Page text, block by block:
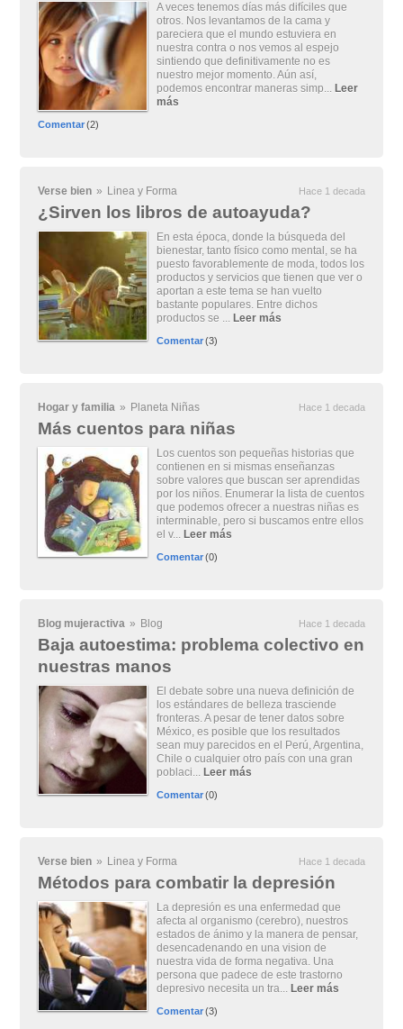
A veces tenemos días más difíciles que
otros. Nos levantamos de la cama y
pareciera que el mundo estuviera en
nuestra contra o nos vemos al espejo
sintiendo que definitivamente no es
nuestro mejor momento. Aún así,
podemos encontrar maneras simp... Leer
más
Comentar(2)
Verse bien » Linea y Forma Hace 1 decada
¿Sirven los libros de autoayuda?
En esta época, donde la búsqueda del
bienestar, tanto físico como mental, se ha
puesto favorablemente de moda, todos los
productos y servicios que tienen que ver o
aportan a este tema se han vuelto
bastante populares. Entre dichos
productos se ... Leer más
Comentar(3)
Hogar y familia » Planeta Niñas Hace 1 decada
Más cuentos para niñas
Los cuentos son pequeñas historias que
contienen en si mismas enseñanzas
sobre valores que buscan ser aprendidas
por los niños. Enumerar la lista de cuentos
que podemos ofrecer a nuestras niñas es
interminable, pero si buscamos entre ellos
el v... Leer más
Comentar(0)
Blog mujeractiva » Blog Hace 1 decada
Baja autoestima: problema colectivo en
nuestras manos
El debate sobre una nueva definición de
los estándares de belleza trasciende
fronteras. A pesar de tener datos sobre
México, es posible que los resultados
sean muy parecidos en el Perú, Argentina,
Chile o cualquier otro país con una gran
poblaci... Leer más
Comentar(0)
Verse bien » Linea y Forma Hace 1 decada
Métodos para combatir la depresión
La depresión es una enfermedad que
afecta al organismo (cerebro), nuestros
estados de ánimo y la manera de pensar,
desencadenando en una vision de
nuestra vida de forma negativa. Una
persona que padece de este trastorno
depresivo necesita un tra... Leer más
Comentar(3)